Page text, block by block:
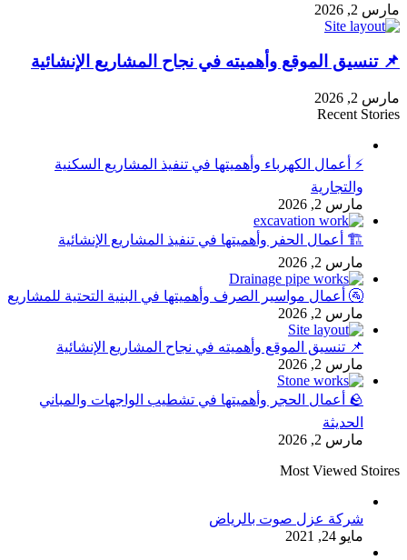
مارس 2, 2026
📌 تنسيق الموقع وأهميته في نجاح المشاريع الإنشائية
مارس 2, 2026
Recent Stories
⚡ أعمال الكهرباء وأهميتها في تنفيذ المشاريع السكنية
والتجارية
مارس 2, 2026
🏗 أعمال الحفر وأهميتها في تنفيذ المشاريع الإنشائية
مارس 2, 2026
🚰 أعمال مواسير الصرف وأهميتها في البنية التحتية للمشاريع
مارس 2, 2026
📌 تنسيق الموقع وأهميته في نجاح المشاريع الإنشائية
مارس 2, 2026
🪨 أعمال الحجر وأهميتها في تشطيب الواجهات والمباني
الحديثة
مارس 2, 2026
Most Viewed Stoires
شركة عزل صوت بالرياض
مايو 24, 2021